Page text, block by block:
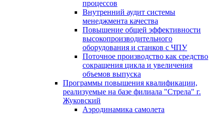
процессов
Внутренний аудит системы
менеджмента качества
Повышение общей эффективности
высокопроизводительного
оборудования и станков с ЧПУ
Поточное производство как средство
сокращения цикла и увеличения
объемов выпуска
Программы повышения квалификации,
реализуемые на базе филиала "Стрела" г.
Жуковский
Аэродинамика самолета